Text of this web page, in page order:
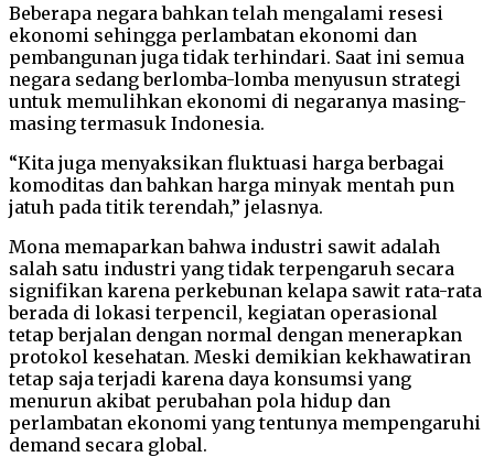
Beberapa negara bahkan telah mengalami resesi
ekonomi sehingga perlambatan ekonomi dan
pembangunan juga tidak terhindari. Saat ini semua
negara sedang berlomba-lomba menyusun strategi
untuk memulihkan ekonomi di negaranya masing-
masing termasuk Indonesia.
“Kita juga menyaksikan fluktuasi harga berbagai
komoditas dan bahkan harga minyak mentah pun
jatuh pada titik terendah,” jelasnya.
Mona memaparkan bahwa industri sawit adalah
salah satu industri yang tidak terpengaruh secara
signifikan karena perkebunan kelapa sawit rata-rata
berada di lokasi terpencil, kegiatan operasional
tetap berjalan dengan normal dengan menerapkan
protokol kesehatan. Meski demikian kekhawatiran
tetap saja terjadi karena daya konsumsi yang
menurun akibat perubahan pola hidup dan
perlambatan ekonomi yang tentunya mempengaruhi
demand secara global.